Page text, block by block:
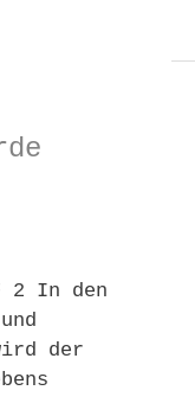
2 In den
der